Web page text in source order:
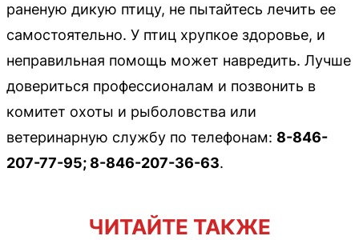
раненую дикую птицу, не пытайтесь лечить ее
самостоятельно. У птиц хрупкое здоровье, и
неправильная помощь может навредить. Лучше
довериться профессионалам и позвонить в
комитет охоты и рыболовства или
ветеринарную службу по телефонам: 8-846-
207-77-95; 8-846-207-36-63.
ЧИТАЙТЕ ТАКЖЕ